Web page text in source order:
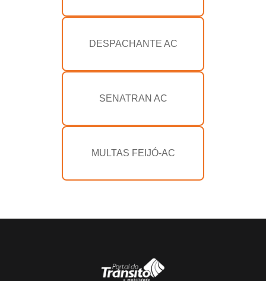
DESPACHANTE AC
SENATRAN AC
MULTAS FEIJÓ-AC